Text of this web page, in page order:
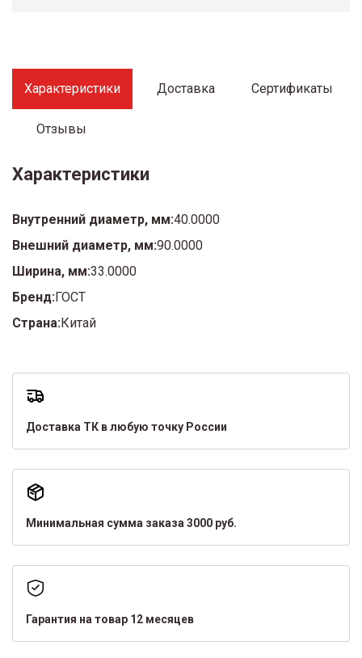
Характеристики Доставка Сертификаты
Отзывы
Характеристики
Внутренний диаметр, мм:40.0000
Внешний диаметр, мм:90.0000
Ширина, мм:33.0000
Бренд:ГОСТ
Страна:Китай
Доставка ТК в любую точку России
Минимальная сумма заказа 3000 руб.
Гарантия на товар 12 месяцев